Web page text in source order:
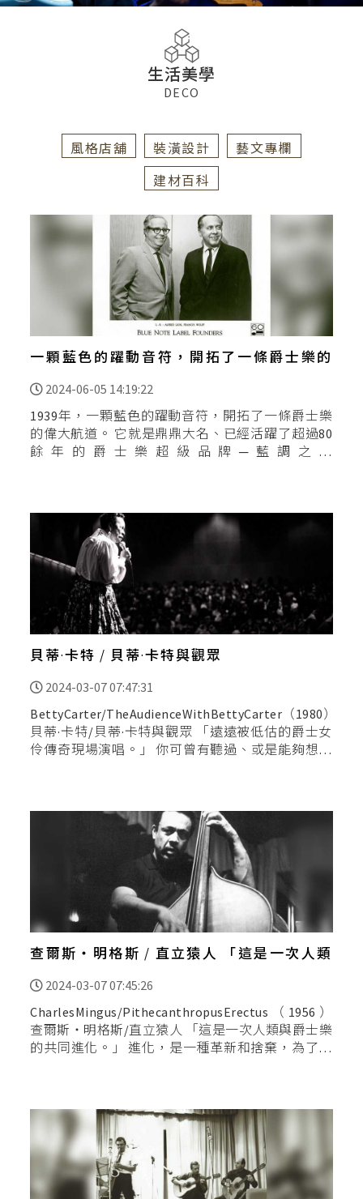
生活美學
DECO
風格店舖 裝潢設計
藝文專欄
建材百科
一顆藍色的躍動音符，開拓了一條爵士樂的
2024-06-05 14:19:22
1939年，一顆藍色的躍動音符，開拓了一條爵士樂
的偉大航道。 它就是鼎鼎大名、已經活躍了超過80
餘年的爵士樂超級品牌─藍調之音
貝蒂·卡特 / 貝蒂·卡特與觀眾
2024-03-07 07:47:31
BettyCarter/TheAudienceWithBettyCarter（1980）
貝蒂·卡特/貝蒂·卡特與觀眾 「遠遠被低估的爵士女
伶傳奇現場演唱。」 你可曾有聽過、或是能夠想像
查爾斯‧明格斯 / 直立猿人 「這是一次人類
2024-03-07 07:45:26
CharlesMingus/PithecanthropusErectus（1956）
查爾斯‧明格斯/直立猿人 「這是一次人類與爵士樂
的共同進化。」 進化，是一種革新和捨棄，為了適